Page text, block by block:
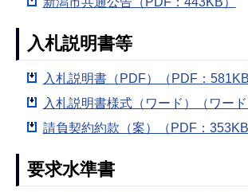
入札説明書等
入札説明書（PDF）（PDF：581KB
入札説明書様式（ワード）（ワード
請負契約約款（案）（PDF：353KB
要求水準書